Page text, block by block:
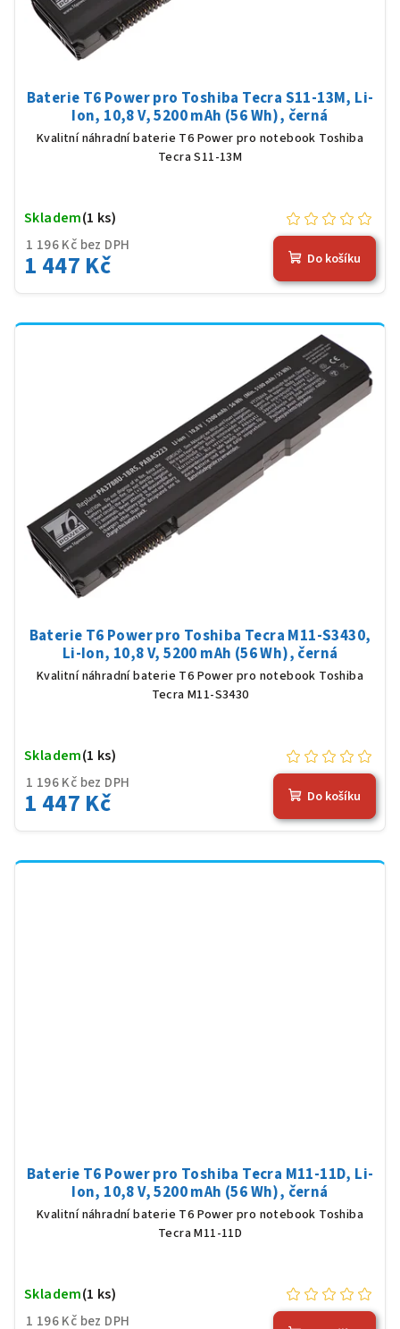
Baterie T6 Power pro Toshiba Tecra S11-13M, Li-
Ion, 10,8 V, 5200 mAh (56 Wh), černá
Kvalitní náhradní baterie T6 Power pro notebook Toshiba
Tecra S11-13M
1 196 Kč bez DPH
1 447 Kč
Skladem(1 ks)
Do košíku
Baterie T6 Power pro Toshiba Tecra M11-S3430,
Li-Ion, 10,8 V, 5200 mAh (56 Wh), černá
Kvalitní náhradní baterie T6 Power pro notebook Toshiba
Tecra M11-S3430
1 196 Kč bez DPH
1 447 Kč
Skladem(1 ks)
Do košíku
Baterie T6 Power pro Toshiba Tecra M11-11D, Li-
Ion, 10,8 V, 5200 mAh (56 Wh), černá
Kvalitní náhradní baterie T6 Power pro notebook Toshiba
Tecra M11-11D
1 196 Kč bez DPH
Skladem(1 ks)